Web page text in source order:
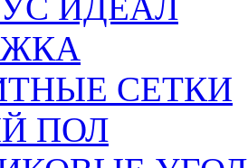
СЕТКИ
ПОЛ